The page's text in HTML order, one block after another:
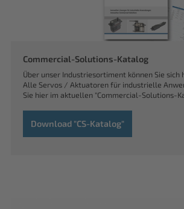
Commercial-Solutions-Katalog
Über unser Industriesortiment können Sie sich
Alle Servos / Aktuatoren für industrielle
Sie hier im aktuellen "Commercial-Solutions-
Download "CS-Katalog"